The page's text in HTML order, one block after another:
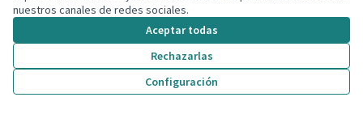
nuestros canales de redes sociales.
Aceptar todas
Rechazarlas
Configuración
Creación de un “Parque Urbano”
Mas de la Mel" entre C.Terral de d'
alt, Terral de Baix i de l' Est.
ASOCIACION DE VECINOS MAS DE LA MEL